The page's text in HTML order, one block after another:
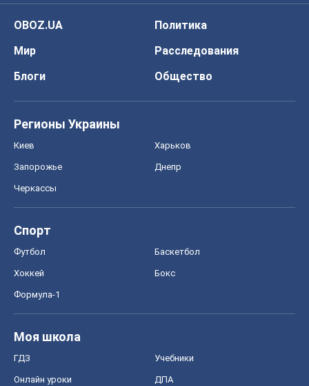
OBOZ.UA
Политика
Мир
Расследования
Блоги
Общество
Регионы Украины
Киев Харьков
Запорожье Днепр
Черкассы
Спорт
Футбол Баскетбол
Хоккей Бокс
Формула-1
Моя школа
ГДЗ Учебники
Онлайн уроки ДПА